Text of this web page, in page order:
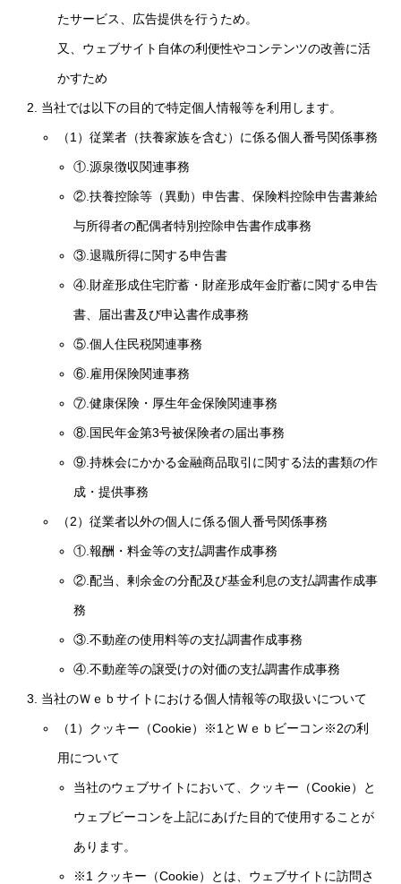
たサービス、広告提供を行うため。
又、ウェブサイト自体の利便性やコンテンツの改善に活
かすため
当社では以下の目的で特定個人情報等を利用します。
（1）従業者（扶養家族を含む）に係る個人番号関係事務
①.源泉徴収関連事務
②.扶養控除等（異動）申告書、保険料控除申告書兼給
与所得者の配偶者特別控除申告書作成事務
③.退職所得に関する申告書
④.財産形成住宅貯蓄・財産形成年金貯蓄に関する申告
書、届出書及び申込書作成事務
⑤.個人住民税関連事務
⑥.雇用保険関連事務
⑦.健康保険・厚生年金保険関連事務
⑧.国民年金第3号被保険者の届出事務
⑨.持株会にかかる金融商品取引に関する法的書類の作
成・提供事務
（2）従業者以外の個人に係る個人番号関係事務
①.報酬・料金等の支払調書作成事務
②.配当、剰余金の分配及び基金利息の支払調書作成事
務
③.不動産の使用料等の支払調書作成事務
④.不動産等の譲受けの対価の支払調書作成事務
当社のＷｅｂサイトにおける個人情報等の取扱いについて
（1）クッキー（Cookie）※1とＷｅｂビーコン※2の利
用について
当社のウェブサイトにおいて、クッキー（Cookie）と
ウェブビーコンを上記にあげた目的で使用することが
あります。
※1 クッキー（Cookie）とは、ウェブサイトに訪問さ